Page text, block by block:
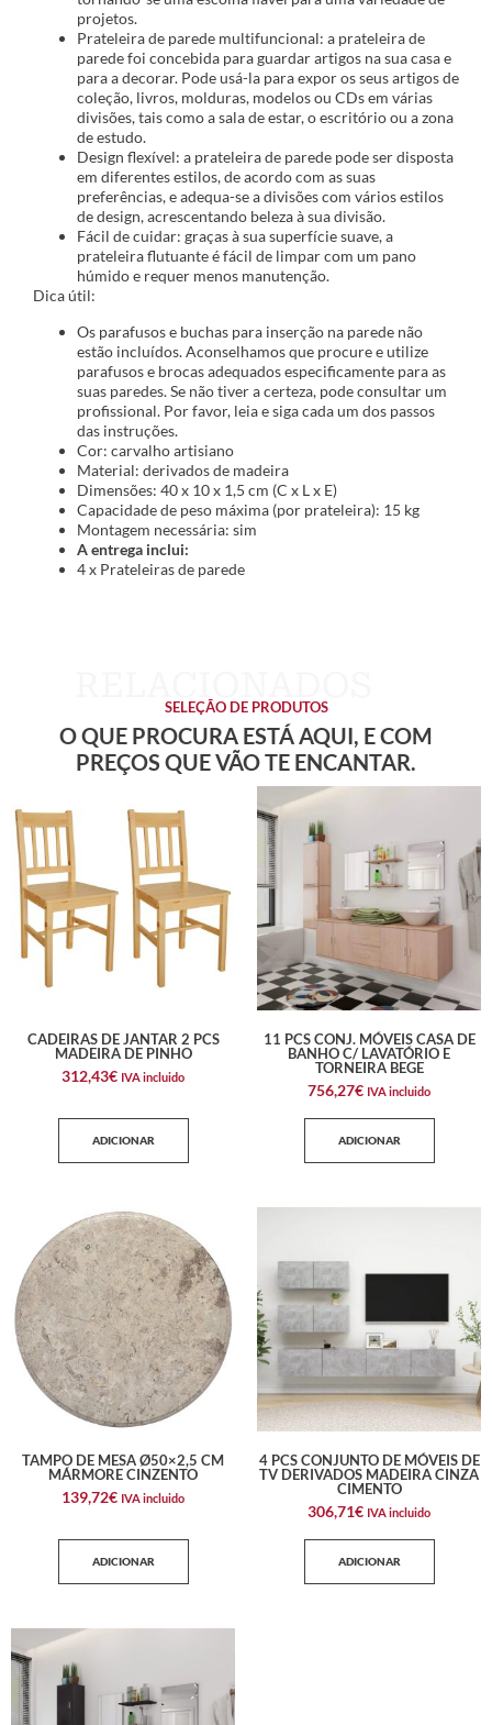
projetos.
Prateleira de parede multifuncional: a prateleira de
parede foi concebida para guardar artigos na sua casa e
para a decorar. Pode usá-la para expor os seus artigos de
coleção, livros, molduras, modelos ou CDs em várias
divisões, tais como a sala de estar, o escritório ou a zona
de estudo.
Design flexível: a prateleira de parede pode ser disposta
em diferentes estilos, de acordo com as suas
preferências, e adequa-se a divisões com vários estilos
de design, acrescentando beleza à sua divisão.
Fácil de cuidar: graças à sua superfície suave, a
prateleira flutuante é fácil de limpar com um pano
húmido e requer menos manutenção.
Dica útil:
Os parafusos e buchas para inserção na parede não
estão incluídos. Aconselhamos que procure e utilize
parafusos e brocas adequados especificamente para as
suas paredes. Se não tiver a certeza, pode consultar um
profissional. Por favor, leia e siga cada um dos passos
das instruções.
Cor: carvalho artisiano
Material: derivados de madeira
Dimensões: 40 x 10 x 1,5 cm (C x L x E)
Capacidade de peso máxima (por prateleira): 15 kg
Montagem necessária: sim
A entrega inclui:
4 x Prateleiras de parede
SELEÇÃO DE PRODUTOS
O QUE PROCURA ESTÁ AQUI, E COM
PREÇOS QUE VÃO TE ENCANTAR.
CADEIRAS DE JANTAR 2 PCS
MADEIRA DE PINHO
312,43€ IVA incluido
ADICIONAR
11 PCS CONJ. MÓVEIS CASA DE
BANHO C/ LAVATÓRIO E
TORNEIRA BEGE
756,27€ IVA incluido
ADICIONAR
TAMPO DE MESA Ø50×2,5 CM
MÁRMORE CINZENTO
139,72€ IVA incluido
ADICIONAR
4 PCS CONJUNTO DE MÓVEIS DE
TV DERIVADOS MADEIRA CINZA
CIMENTO
306,71€ IVA incluido
ADICIONAR